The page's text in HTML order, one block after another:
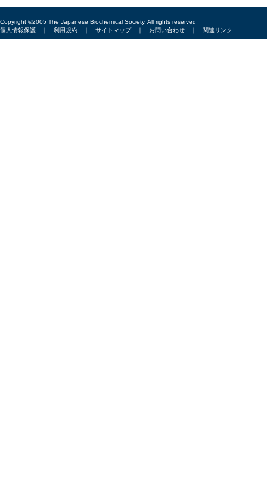
Copyright ©2005 The Japanese Biochemical Society, All rights reserved
個人情報保護 ｜ 利用規約 ｜ サイトマップ｜ お問い合わせ ｜ 関連リンク